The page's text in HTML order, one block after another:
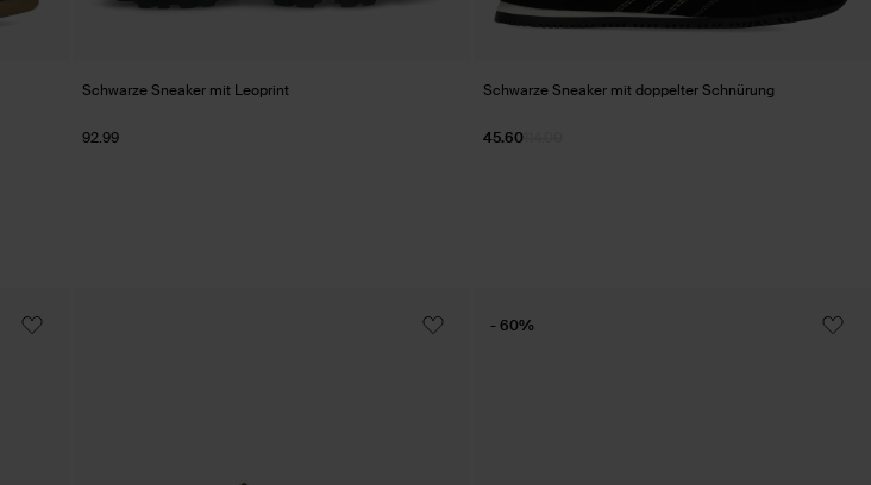
Schwarze Sneaker mit Leoprint
92.99
Schwarze Sneaker mit doppelter Schnürung
114.00
45.60
- 60%